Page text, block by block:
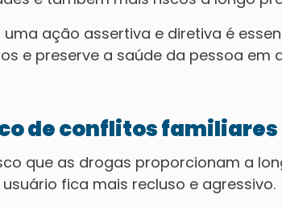
uma ação assertiva e diretiva é
e preserve a saúde da pessoa em
de conflitos familiares
que as drogas proporcionam a
fica mais recluso e agressivo.